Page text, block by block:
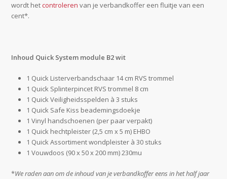
wordt hetcontroleren van je verbandkoffer een fluitje van een
cent*.
Inhoud Quick System module B2 wit
1 Quick Listerverbandschaar 14 cm RVS trommel
1 Quick Splinterpincet RVS trommel 8 cm
1 Quick Veiligheidsspelden à 3 stuks
1 Quick Safe Kiss beademingsdoekje
1 Vinyl handschoenen (per paar verpakt)
1 Quick hechtpleister (2,5 cm x 5 m) EHBO
1 Quick Assortiment wondpleister à 30 stuks
1 Vouwdoos (90 x 50 x 200 mm) 230mu
*We raden aan om de inhoud van je verbandkoffer eens in het half jaar